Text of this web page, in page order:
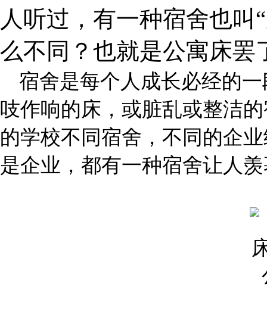
人听过，有一种宿舍也叫
么不同？也就是公寓床罢
宿舍是每个人成长必经的
吱作响的床，或脏乱或整洁
的学校不同宿舍，不同的企
是企业，都有一种宿舍让人